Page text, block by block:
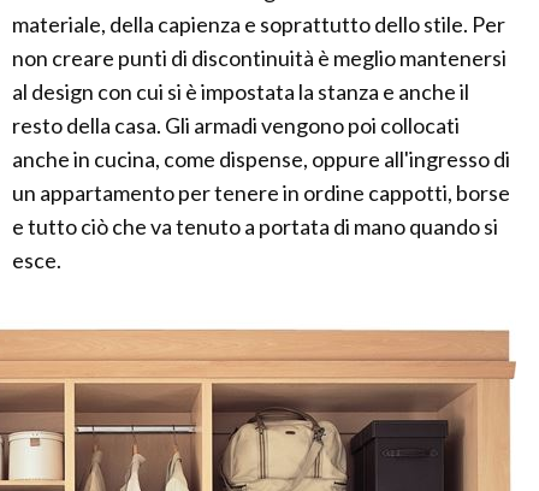
materiale, della capienza e soprattutto dello stile. Per
non creare punti di discontinuità è meglio mantenersi
al design con cui si è impostata la stanza e anche il
resto della casa. Gli armadi vengono poi collocati
anche in cucina, come dispense, oppure all'ingresso di
un appartamento per tenere in ordine cappotti, borse
e tutto ciò che va tenuto a portata di mano quando si
esce.